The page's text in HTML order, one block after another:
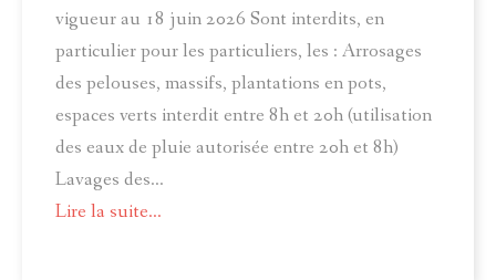
vigueur au 18 juin 2026 Sont interdits, en
particulier pour les particuliers, les : Arrosages
des pelouses, massifs, plantations en pots,
espaces verts interdit entre 8h et 20h (utilisation
des eaux de pluie autorisée entre 20h et 8h)
Lavages des...
Lire la suite...